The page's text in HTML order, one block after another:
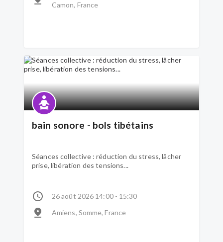
Camon, France
bain sonore - bols tibétains
Séances collective : réduction du stress, lâcher
prise, libération des tensions...
26 août 2026 14:00 - 15:30
Amiens, Somme, France